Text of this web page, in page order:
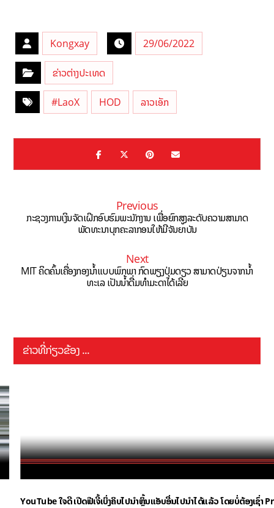
Kongxay 29/06/2022
ຂ່າວຕ່າງປະເທດ
#LaoX HOD ລາວເອັກ
Previous
ກະຊວງການເງິນຈັດເຝິກອົບຮົມພະນັກງານ ເພື່ອຍົກສູງລະດັບຄວາມສາມາດ
ພັດທະນາບຸກຄະລາກອນໃຫ້ມີຈັນຍາບັນ
Next
MIT ຄິດຄົ້ນເຄື່ອງກອງນໍ້າແບບພົກພາ ກົດພຽງປຸ່ມດຽວ ສາມາດປ່ຽນຈາກນໍ້າ
ທະເລ ເປັນນໍ້າດື່ມທຳມະດາໄດ້ເລີຍ
ຂ່າວທີ່ກ່ຽວຂ້ອງ ...
YouTube ໃຈດີ ເປີດຟີເຈີ້ເບິ່ງຄິບໄປນຳຫຼິ້ນແອັບອື່ນໄປນຳໄດ້ແລ້ວ ໂດຍບໍ່ຕ້ອງເຊົ່າ